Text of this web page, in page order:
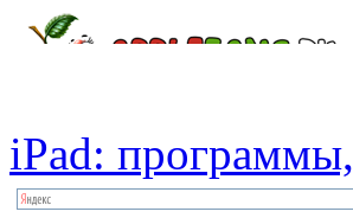
iPad: программы,